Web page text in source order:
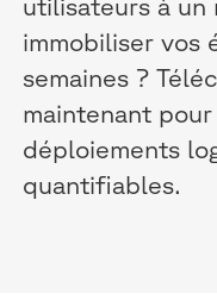
immobiliser vos
semaines ?
maintenant
déploiements
quantifiables.